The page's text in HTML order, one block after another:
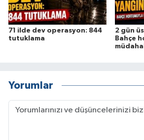
71 ilde dev operasyon: 844
tutuklama
2 gün
Bahçe
Yorumlar